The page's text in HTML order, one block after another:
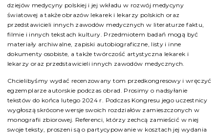
dziejów medycyny polskiej i jej wkładu w rozwój medycyny
światowej a także obrazów lekarek i lekarzy polskich oraz
przedstawicieli innych zawodów medycznych w literaturze faktu,
filmie i innych tekstach kultury. Przedmiotem badań mogą być
materiały archiwalne, zapiski autobiograficzne, listy i inne
dokumenty osobiste, a także twórczość artystyczna lekarek i
lekarzy oraz przedstawicieli innych zawodów medycznych.
Chcielibyśmy wydać recenzowany tom przedkongresowy i wręczyć
egzemplarze autorskie podczas obrad. Prosimy o nadsyłanie
tekstów do końca lutego 2024 r. Podczas Kongresu jego uczestnicy
wygłoszą skrócone wersje swoich rozdziałów zamieszczonych w
monografii zbiorowej. Referenci, którzy zechcą zamieścić w niej
swoje teksty, proszeni są o partycypowanie w kosztach jej wydania